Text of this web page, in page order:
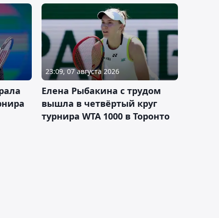
23:09, 07 августа 2026
Елена Рыбакина с трудом
вышла в четвёртый круг
турнира WTA 1000 в Торонто